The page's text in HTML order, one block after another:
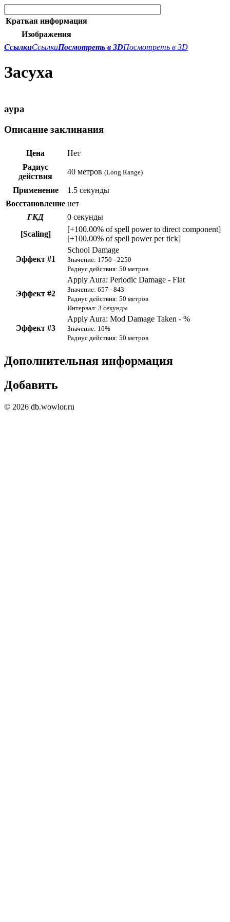
Краткая информация
Изображения
СсылкиСсылкиПосмотреть в 3DПосмотреть в 3D
Засуха
аура
Описание заклинания
Цена
Нет
Радиус
действия
40 метров (Long Range)
Применение
1.5 секунды
Восстановление нет
ГКД
0 секунды
[Scaling]
[+100.00% of spell power to direct component]
[+100.00% of spell power per tick]
Эффект #1
School Damage
Значение: 1750 - 2250
Радиус действия: 50 метров
Эффект #2
Apply Aura: Periodic Damage - Flat
Значение: 657 - 843
Радиус действия: 50 метров
Интервал: 3 секунды
Эффект #3
Apply Aura: Mod Damage Taken - %
Значение: 10%
Радиус действия: 50 метров
Дополнительная информация
Добавить
© 2026 db.wowlor.ru